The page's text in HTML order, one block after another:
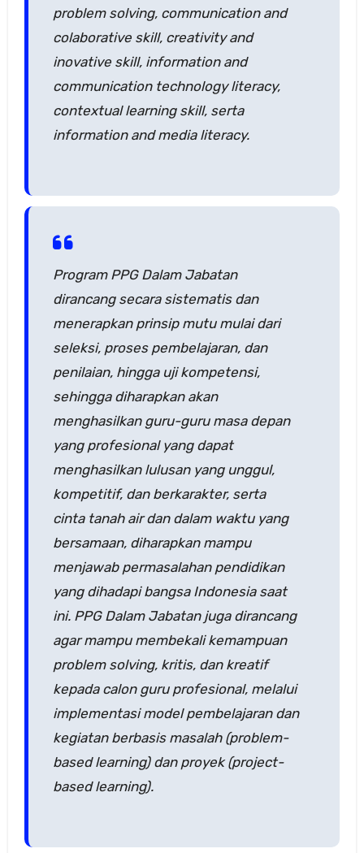
problem solving, communication and
colaborative skill, creativity and
inovative skill, information and
communication technology literacy,
contextual learning skill, serta
information and media literacy.
Program PPG Dalam Jabatan
dirancang secara sistematis dan
menerapkan prinsip mutu mulai dari
seleksi, proses pembelajaran, dan
penilaian, hingga uji kompetensi,
sehingga diharapkan akan
menghasilkan guru-guru masa depan
yang profesional yang dapat
menghasilkan lulusan yang unggul,
kompetitif, dan berkarakter, serta
cinta tanah air dan dalam waktu yang
bersamaan, diharapkan mampu
menjawab permasalahan pendidikan
yang dihadapi bangsa Indonesia saat
ini. PPG Dalam Jabatan juga dirancang
agar mampu membekali kemampuan
problem solving, kritis, dan kreatif
kepada calon guru profesional, melalui
implementasi model pembelajaran dan
kegiatan berbasis masalah (problem-
based learning) dan proyek (project-
based learning).